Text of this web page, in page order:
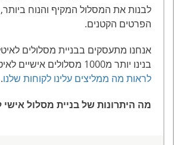
לבנות את המסלול המקיף והנוח
הפרטים הקטנים.
בנינו יותר מ1000 מסלולים אישיים לאיטליה.
לראות מה ממליצים עלינו לקוחות שלנו.
מה היתרונות של בניית מסלול אישי